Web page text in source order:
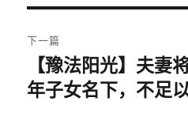
下一篇
篇
【豫法阳光】夫妻
年子女名下，不足